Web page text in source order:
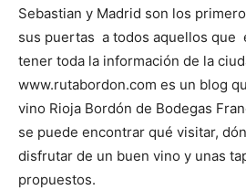
Sebastian y Madrid son los
sus puertas a todos aquellos que
tener toda la información de la
www.rutabordon.com es un blog
vino Rioja Bordón de Bodegas
se puede encontrar qué visitar,
disfrutar de un buen vino y unas
propuestos.